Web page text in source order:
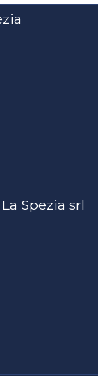
Spezia srl